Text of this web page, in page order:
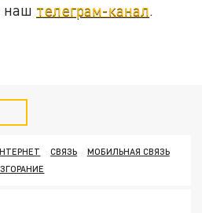
наш телеграм-канал.
СВЯЗЬ
МОБИЛЬНАЯ СВЯЗЬ